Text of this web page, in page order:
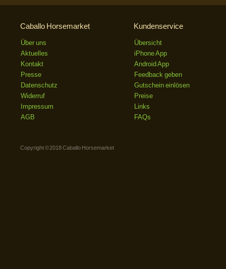
Caballo Horsemarket
Über uns
Aktuelles
Kontakt
Presse
Datenschutz
Widerruf
Impressum
AGB
Kundenservice
Übersicht
iPhone App
Android App
Feedback geben
Gutschein einlösen
Preise
Links
FAQs
Copyright © 2018 Caballo Horsemarket